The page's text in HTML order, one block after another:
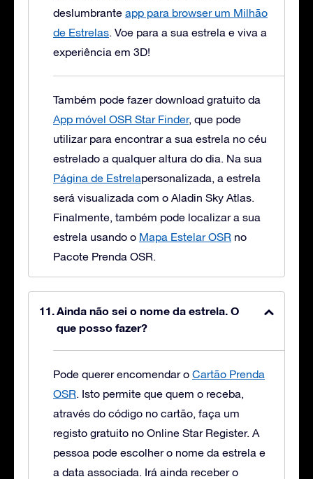
deslumbrante app para browser um Milhão
de Estrelas. Voe para a sua estrela e viva a
experiência em 3D!
Também pode fazer download gratuito da
App móvel OSR Star Finder, que pode
utilizar para encontrar a sua estrela no céu
estrelado a qualquer altura do dia. Na sua
Página de Estrelapersonalizada, a estrela
será visualizada com o Aladin Sky Atlas.
Finalmente, também pode localizar a sua
estrela usando o Mapa Estelar OSR no
Pacote Prenda OSR.
Ainda não sei o nome da estrela. O
que posso fazer?
Pode querer encomendar o Cartão Prenda
OSR. Isto permite que quem o receba,
através do código no cartão, faça um
registo gratuito no Online Star Register. A
pessoa pode escolher o nome da estrela e
a data associada. Irá ainda receber o